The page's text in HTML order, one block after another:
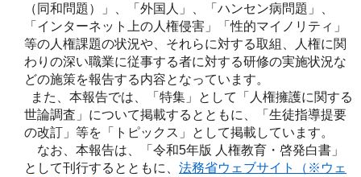
（同和問題）」、「外国人」、「ハンセン病問題」、
「インターネット上の人権侵害」「性的マイノリティ」
等の人権課題の状況や、それらに対する取組、人権に関
わりの深い職業に従事する者に対する研修の実施状況な
どの施策を報告する内容となっています。
また、本報告では、「特集」として「人権擁護に関する
世論調査」について掲載するとともに、「生徒指導提要
の改訂」等を「トピックス」として掲載しています。
なお、本報告は、「令和5年版 人権教育・啓発白書」
として刊行するとともに、 法務省ウェブサイト（※ウェ